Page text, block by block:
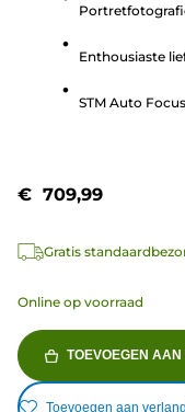
sterren.Enthousiaste
STM Auto
€ 709,99
Gratis
Online op voorraad
TOEVOEGEN
Toevoegen aan